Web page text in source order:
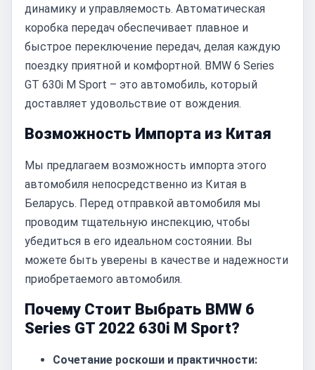
динамику и управляемость. Автоматическая
коробка передач обеспечивает плавное и
быстрое переключение передач, делая каждую
поездку приятной и комфортной. BMW 6 Series
GT 630i M Sport – это автомобиль, который
доставляет удовольствие от вождения.
Возможность Импорта из Китая
Мы предлагаем возможность импорта этого
автомобиля непосредственно из Китая в
Беларусь. Перед отправкой автомобиля мы
проводим тщательную инспекцию, чтобы
убедиться в его идеальном состоянии. Вы
можете быть уверены в качестве и надежности
приобретаемого автомобиля.
Почему Стоит Выбрать BMW 6
Series GT 2022 630i M Sport?
Сочетание роскоши и практичности: